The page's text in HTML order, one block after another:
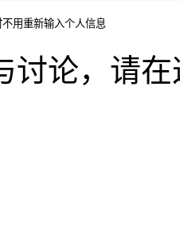
用重新输入个人信息
论，请在